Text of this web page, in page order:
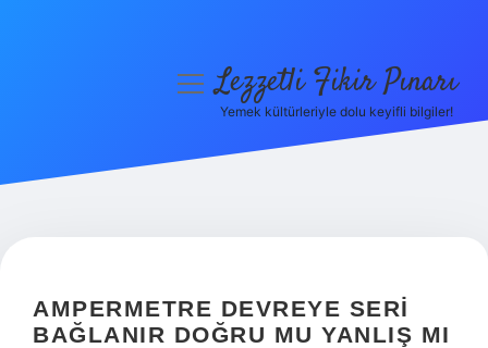
Hakkımızda
menüyüLezzetli Fikir Pınarı
Yemek kültürleriyle dolu keyifli bilgiler!
AMPERMETRE DEVREYE SERI
BAĞLANIR DOĞRU MU YANLIŞ MI